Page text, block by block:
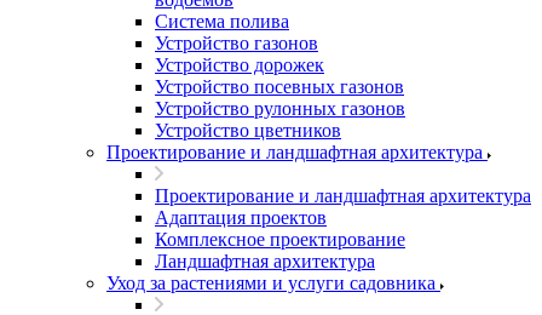
Система полива
Устройство газонов
Устройство дорожек
Устройство посевных газонов
Устройство рулонных газонов
Устройство цветников
Проектирование и ландшафтная архитектура
Проектирование и ландшафтная архитектура
Адаптация проектов
Комплексное проектирование
Ландшафтная архитектура
Уход за растениями и услуги садовника